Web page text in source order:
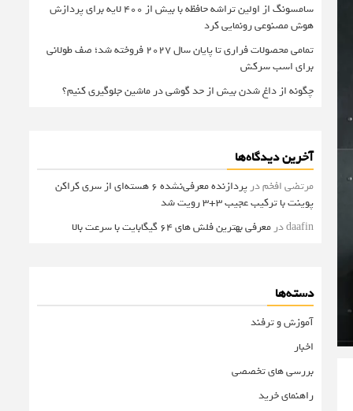
سامسونگ از اولین تراشه حافظه با بیش از ۴۰۰ لایه برای پردازش
هوش مصنوعی رونمایی کرد
تمامی محصولات فراری تا پایان سال ۲۰۲۷ فروخته شد؛ صف طولانی
برای اسب سرکش
چگونه از داغ شدن بیش از حد گوشی در ماشین جلوگیری کنیم؟
آخرین دیدگاه‌ها
مرتضی افخمدر
پردازنده معرفی‌نشده 6 هسته‌ای از سری کراکن
پوینت با ترکیب عجیب 3+3 رویت شد
daafinدرمعرفی بهترین فلش های 64 گیگابایت با سرعت بالا
دسته‌ها
آموزش و ترفند
اخبار
بررسی های تخصصی
راهنمای خرید